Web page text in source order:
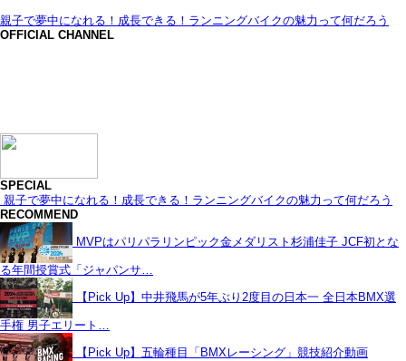
親子で夢中になれる！成長できる！ランニングバイクの魅力って何だろう
OFFICIAL CHANNEL
SPECIAL
親子で夢中になれる！成長できる！ランニングバイクの魅力って何だろう
RECOMMEND
MVPはパリパラリンピック金メダリスト杉浦佳子 JCF初とな
る年間授賞式「ジャパンサ…
【Pick Up】中井飛馬が5年ぶり2度目の日本一 全日本BMX選
手権 男子エリート…
【Pick Up】五輪種目「BMXレーシング」競技紹介動画